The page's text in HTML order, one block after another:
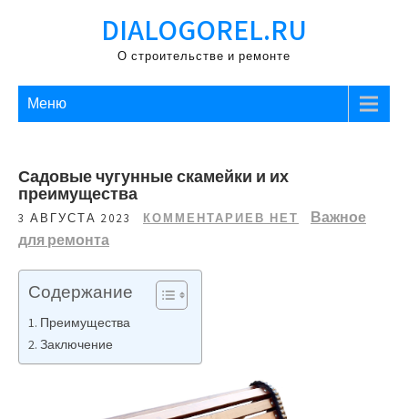
DIALOGOREL.RU
О строительстве и ремонте
Меню
Садовые чугунные скамейки и их
преимущества
3 АВГУСТА 2023 КОММЕНТАРИЕВ НЕТ
Важное
для ремонта
Содержание
Преимущества
Заключение